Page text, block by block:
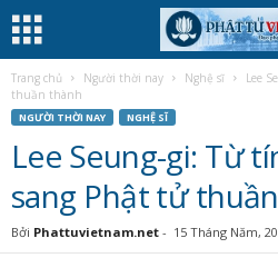
Trang chủ Người thời nay Nghệ sĩ
Lee
thuần thành
NGƯỜI THỜI NAY NGHỆ SĨ
Lee Seung-gi: Từ
sang Phật tử
Bởi Phattuvietnam.net - 15 Tháng Năm,